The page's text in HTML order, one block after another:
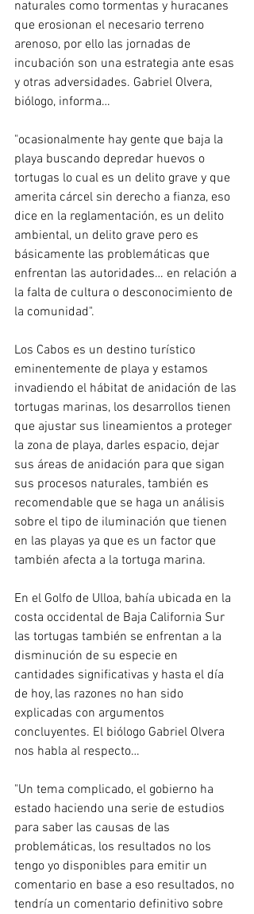
naturales como tormentas y huracanes
que erosionan el necesario terreno
arenoso, por ello las jornadas de
incubación son una estrategia ante esas
y otras adversidades. Gabriel Olvera,
biólogo, informa…
"ocasionalmente hay gente que baja la
playa buscando depredar huevos o
tortugas lo cual es un delito grave y que
amerita cárcel sin derecho a fianza, eso
dice en la reglamentación, es un delito
ambiental, un delito grave pero es
básicamente las problemáticas que
enfrentan las autoridades… en relación a
la falta de cultura o desconocimiento de
la comunidad".
Los Cabos es un destino turístico
eminentemente de playa y estamos
invadiendo el hábitat de anidación de las
tortugas marinas, los desarrollos tienen
que ajustar sus lineamientos a proteger
la zona de playa, darles espacio, dejar
sus áreas de anidación para que sigan
sus procesos naturales, también es
recomendable que se haga un análisis
sobre el tipo de iluminación que tienen
en las playas ya que es un factor que
también afecta a la tortuga marina.
En el Golfo de Ulloa, bahía ubicada en la
costa occidental de Baja California Sur
las tortugas también se enfrentan a la
disminución de su especie en
cantidades significativas y hasta el día
de hoy, las razones no han sido
explicadas con argumentos
concluyentes. El biólogo Gabriel Olvera
nos habla al respecto…
"Un tema complicado, el gobierno ha
estado haciendo una serie de estudios
para saber las causas de las
problemáticas, los resultados no los
tengo yo disponibles para emitir un
comentario en base a eso resultados, no
tendría un comentario definitivo sobre